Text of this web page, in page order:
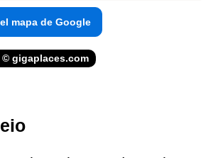
mapa de Google
© gigaplaces.com